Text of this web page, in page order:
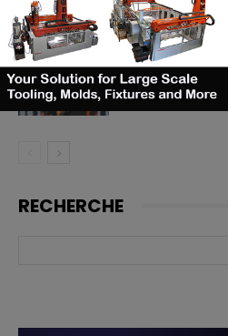
doivent
Cavan
toutes
football
RECHERCHE